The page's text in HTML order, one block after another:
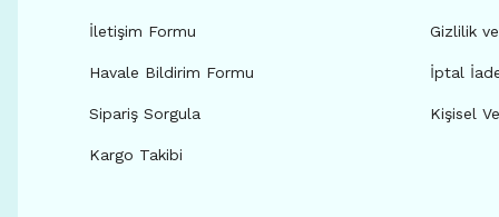
İletişim Formu
Havale Bildirim Formu
Sipariş Sorgula
Kargo Takibi
Gizlilik
İptal
Kişisel